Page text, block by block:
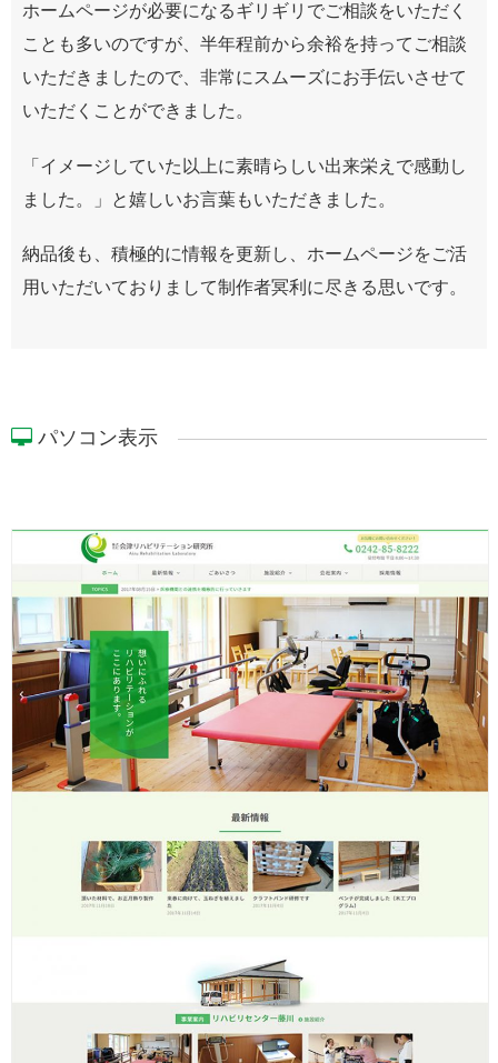
ホームページが必要になるギリギリでご相談をいただく
ことも多いのですが、半年程前から余裕を持ってご相談
いただきましたので、非常にスムーズにお手伝いさせて
いただくことができました。
「イメージしていた以上に素晴らしい出来栄えで感動し
ました。」と嬉しいお言葉もいただきました。
納品後も、積極的に情報を更新し、ホームページをご活
用いただいておりまして制作者冥利に尽きる思いです。
パソコン表示